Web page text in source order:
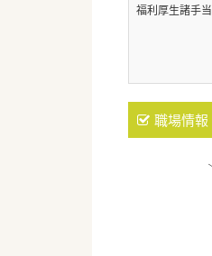
福利厚生諸手当
職場情報